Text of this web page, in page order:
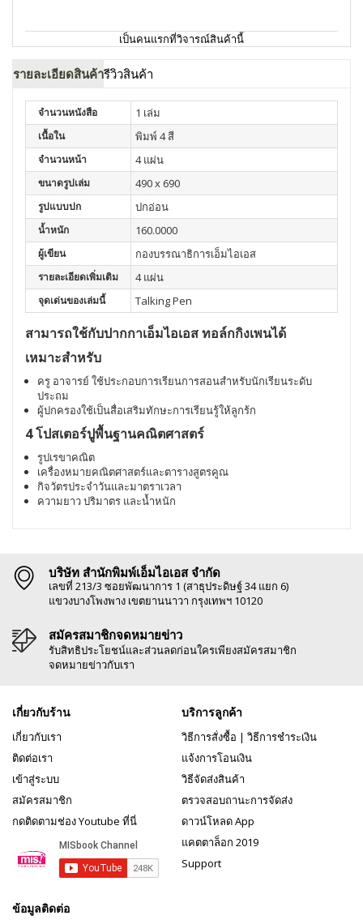
เป็นคนแรกที่วิจารณ์สินค้านี้
รายละเอียดสินค้ารีวิวสินค้า
จำนวนหนังสือ 1 เล่ม
เนื้อใน พิมพ์ 4 สี
จำนวนหน้า 4 แผ่น
ขนาดรูปเล่ม 490 x 690
รูปแบบปก ปกอ่อน
น้ำหนัก 160.0000
ผู้เขียน กองบรรณาธิการเอ็มไอเอส
รายละเอียดเพิ่มเติม 4 แผ่น
จุดเด่นของเล่มนี้ Talking Pen
สามารถใช้กับปากกาเอ็มไอเอส ทอล์กกิงเพนได้
เหมาะสำหรับ
ครู อาจารย์ ใช้ประกอบการเรียนการสอนสำหรับนักเรียนระดับ
ประถม
ผู้ปกครองใช้เป็นสื่อเสริมทักษะการเรียนรู้ให้ลูกร้ก
4 โปสเตอร์ปูพื้นฐานคณิตศาสตร์
รูปเรขาคณิต
เครื่องหมายคณิตศาสตร์และตารางสูตรคูณ
กิจวัตรประจำวันและมาตราเวลา
ความยาว ปริมาตร และน้ำหนัก
บริษัท สำนักพิมพ์เอ็มไอเอส จำกัด
เลขที่ 213/3 ซอยพัฒนาการ 1 (สาธุประดิษฐ์ 34 แยก 6)
แขวงบางโพงพาง เขตยานนาวา กรุงเทพฯ 10120
สมัครสมาชิกจดหมายข่าว
รับสิทธิประโยชน์และส่วนลดก่อนใครเพียงสมัครสมาชิก
จดหมายข่าวกับเรา
เกี่ยวกับร้าน
เกี่ยวกับเรา
ติดต่อเรา
เข้าสู่ระบบ
สมัครสมาชิก
กดติดตามช่อง Youtube ที่นี่
บริการลูกค้า
วิธีการสั่งซื้อ | วิธีการชำระเงิน
แจ้งการโอนเงิน
วิธีจัดส่งสินค้า
ตรวจสอบถานะการจัดส่ง
ดาวน์โหลด App
แคตตาล็อก 2019
Support
ข้อมูลติดต่อ